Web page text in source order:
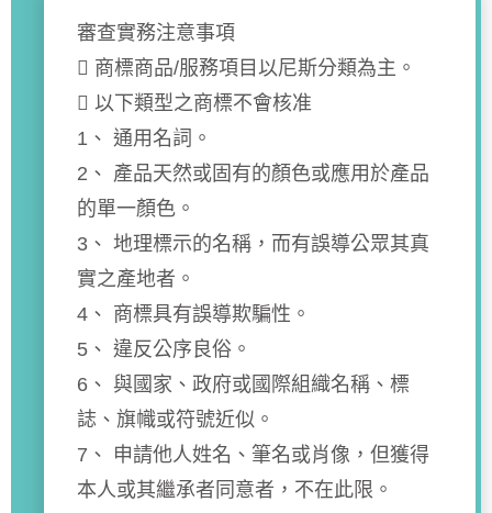
審查實務注意事項
 商標商品/服務項目以尼斯分類為主。
 以下類型之商標不會核准
1、 通用名詞。
2、 產品天然或固有的顏色或應用於產品
的單一顏色。
3、 地理標示的名稱，而有誤導公眾其真
實之產地者。
4、 商標具有誤導欺騙性。
5、 違反公序良俗。
6、 與國家、政府或國際組織名稱、標
誌、旗幟或符號近似。
7、 申請他人姓名、筆名或肖像，但獲得
本人或其繼承者同意者，不在此限。